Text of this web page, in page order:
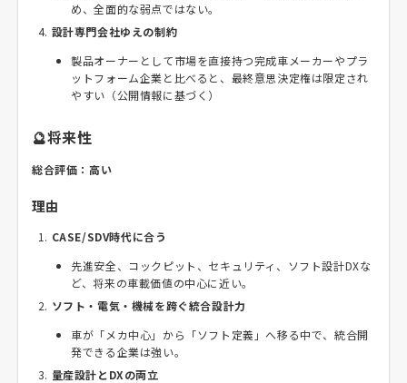
め、全面的な弱点ではない。
設計専門会社ゆえの制約
製品オーナーとして市場を直接持つ完成車メーカーやプラ
ットフォーム企業と比べると、最終意思決定権は限定され
やすい（公開情報に基づく）
🔮将来性
総合評価：高い
理由
CASE/SDV時代に合う
先進安全、コックピット、セキュリティ、ソフト設計DXな
ど、将来の車載価値の中心に近い。
ソフト・電気・機械を跨ぐ統合設計力
車が「メカ中心」から「ソフト定義」へ移る中で、統合開
発できる企業は強い。
量産設計とDXの両立